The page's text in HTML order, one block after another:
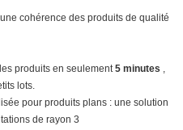
cohérence des produits de qualité
produits en seulement5 minutes ,
lots.